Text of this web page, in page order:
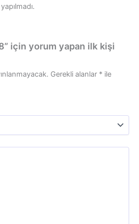
için yorum yapan ilk kişi
Gerekli alanlar * ile